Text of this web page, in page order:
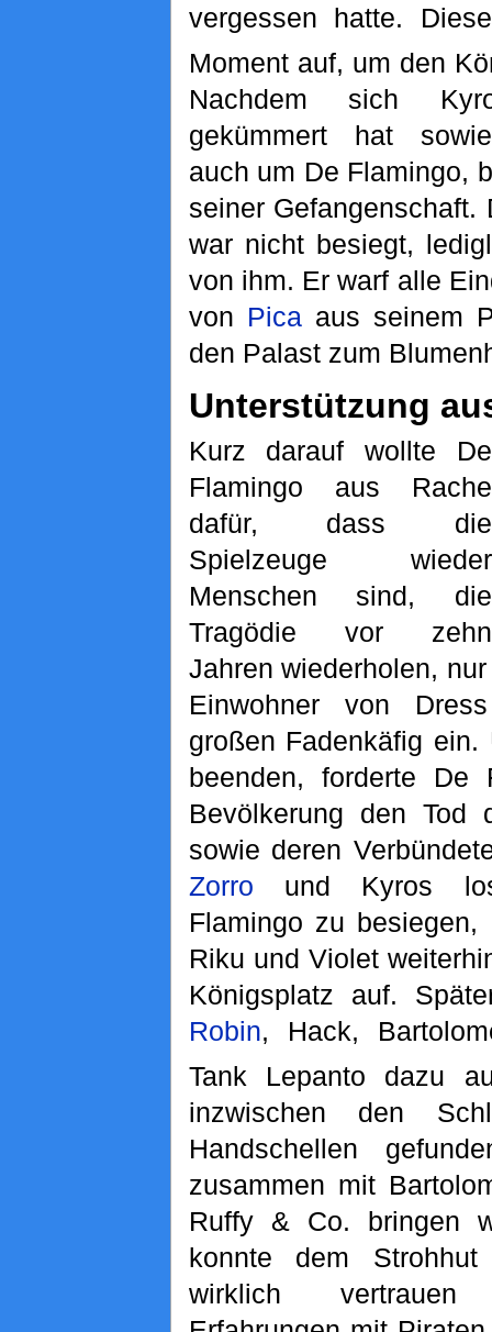
vergessen hatte.
Moment auf, um den
Nachdem sich
gekümmert hat
auch um De Flamingo,
seiner Gefangenschaft.
war nicht besiegt,
von ihm. Er warf alle
von Picaaus seinem
den Palast zum
Unterstützung
Kurz darauf wollte De
Flamingo aus Rache
dafür, dass die
Spielzeuge wieder
Menschen sind, die
Tragödie vor zehn
Jahren wiederholen,
Einwohner von
großen Fadenkäfig
beenden, forderte De
Bevölkerung den Tod
sowie deren
Zorro und Kyros
Flamingo zu
Riku und Violet
Königsplatz auf.
Robin, Hack,
Tank Lepanto dazu
inzwischen den
Handschellen
zusammen mit
Ruffy & Co. bringen
konnte dem
wirklich